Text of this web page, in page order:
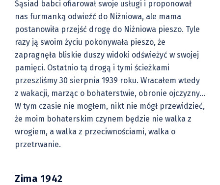
Sąsiad babci ofiarował swoje usługi i proponował
nas furmanką odwieźć do Niżniowa, ale mama
postanowiła przejść drogę do Niżniowa pieszo. Tyle
razy ją swoim życiu pokonywała pieszo, że
zapragnęła bliskie duszy widoki odświeżyć w swojej
pamięci. Ostatnio tą drogą i tymi ścieżkami
przeszliśmy 30 sierpnia 1939 roku. Wracałem wtedy
z wakacji, marząc o bohaterstwie, obronie ojczyzny…
W tym czasie nie mogłem, nikt nie mógł przewidzieć,
że moim bohaterskim czynem będzie nie walka z
wrogiem, a walka z przeciwnościami, walka o
przetrwanie.
Zima 1942